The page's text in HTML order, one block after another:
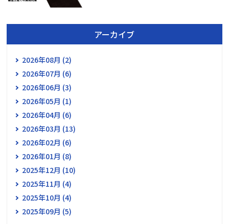
アーカイブ
2026年08月 (2)
2026年07月 (6)
2026年06月 (3)
2026年05月 (1)
2026年04月 (6)
2026年03月 (13)
2026年02月 (6)
2026年01月 (8)
2025年12月 (10)
2025年11月 (4)
2025年10月 (4)
2025年09月 (5)